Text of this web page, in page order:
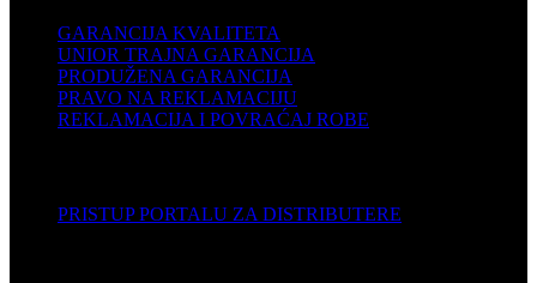
GARANCIJA KVALITETA
UNIOR TRAJNA GARANCIJA
PRODUŽENA GARANCIJA
PRAVO NA REKLAMACIJU
REKLAMACIJA I POVRAĆAJ ROBE
PRISTUP PORTALU ZA DISTRIBUTERE